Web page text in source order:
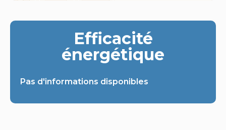
Efficacité
énergétique
Pas d'informations disponibles